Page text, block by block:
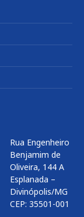
Rua Engenheiro
Benjamim de
Oliveira, 144 A
Esplanada –
Divinópolis/MG
CEP: 35501-001